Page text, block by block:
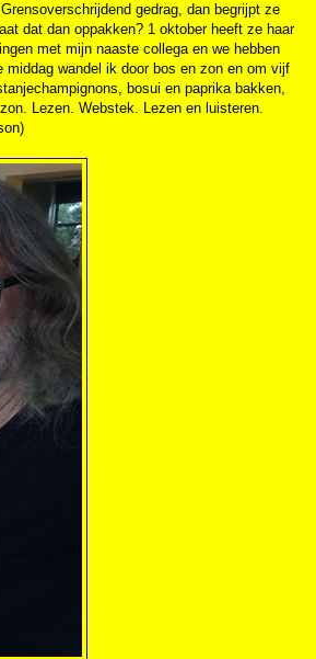
gedrag, dan begrijpt ze
dat dan oppakken? 1 oktober heeft ze haar
met mijn naaste collega en we hebben
wandel ik door bos en zon en om vijf
bosui en paprika bakken,
Lezen. Webstek. Lezen en luisteren.